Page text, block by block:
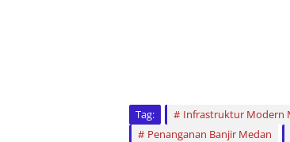
Tag: Infrastruktur Modern
Penanganan Banjir Medan